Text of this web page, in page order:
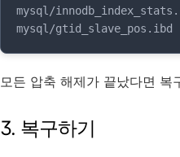
mysql/
mysql/gtid_slave_pos.ibd
모든 압축 해제가 끝났다면 복
3. 복구하기